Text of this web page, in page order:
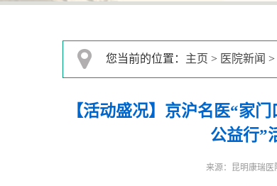
您当前的位置： 主页 > 医院新闻 >
【活动盛况】京沪名医“家
公益行”
来源：昆明康瑞医